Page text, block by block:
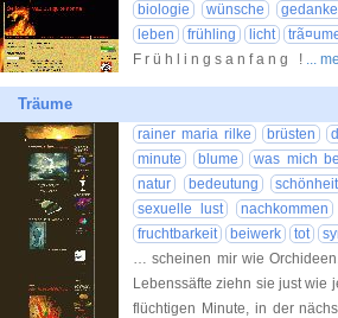
biologie wünsche
leben
frühling licht
F r ü h l i n g s a n f a n g ! ...
Träume
rainer maria rilke brüsten
minute
blume was mich
natur
bedeutung schönheit
sexuelle lust
nachkommen
fruchtbarkeit
beiwerk tot
… scheinen mir wie
Lebenssäfte ziehn sie just wie
flüchtigen Minute, in der